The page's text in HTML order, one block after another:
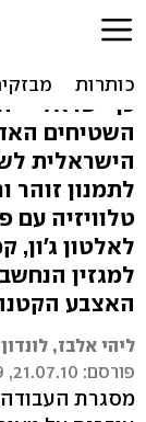
מי את
כבר שנתיים
כך ישראלי -
השטיחים
הישראלית
לתמנון זוהר
טלוויזיה עם
לאלטון ג'ון,
האצבע
ליהי אלבז, לונדון
פורסם: 21.07.10, 12:39
מסגרת